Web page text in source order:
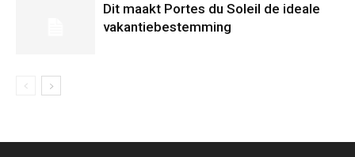
Dit maakt Portes du Soleil de ideale
vakantiebestemming